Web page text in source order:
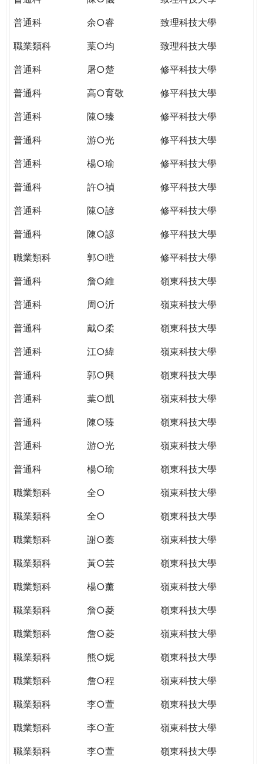
普通科
余○睿
致理科技大學
職業類科
葉○均
致理科技大學
普通科
屠○楚
修平科技大學
普通科
高○育敬
修平科技大學
普通科
陳○臻
修平科技大學
普通科
游○光
修平科技大學
普通科
楊○瑜
修平科技大學
普通科
許○禎
修平科技大學
普通科
陳○諺
修平科技大學
普通科
陳○諺
修平科技大學
職業類科
郭○暟
修平科技大學
普通科
詹○維
嶺東科技大學
普通科
周○沂
嶺東科技大學
普通科
戴○柔
嶺東科技大學
普通科
江○緯
嶺東科技大學
普通科
郭○興
嶺東科技大學
普通科
葉○凱
嶺東科技大學
普通科
陳○臻
嶺東科技大學
普通科
游○光
嶺東科技大學
普通科
楊○瑜
嶺東科技大學
職業類科
全○
嶺東科技大學
職業類科
全○
嶺東科技大學
職業類科
謝○蓁
嶺東科技大學
職業類科
黃○芸
嶺東科技大學
職業類科
楊○薰
嶺東科技大學
職業類科
詹○菱
嶺東科技大學
職業類科
詹○菱
嶺東科技大學
職業類科
熊○妮
嶺東科技大學
職業類科
詹○程
嶺東科技大學
職業類科
李○萱
嶺東科技大學
職業類科
李○萱
嶺東科技大學
職業類科
李○萱
嶺東科技大學